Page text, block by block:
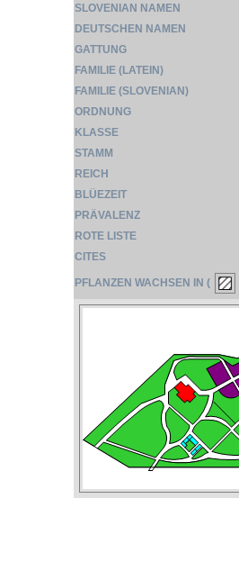
SLOVENIAN NAMEN
DEUTSCHEN NAMEN
GATTUNG
FAMILIE (LATEIN)
FAMILIE (SLOVENIAN)
ORDNUNG
KLASSE
STAMM
REICH
BLÜEZEIT
PRÄVALENZ
ROTE LISTE
CITES
PFLANZEN WACHSEN IN (